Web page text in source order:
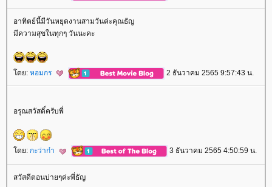
อาทิตย์นี้มีวันหยุดงานสามวันค่ะคุณธัญ
มีความสุขในทุกๆ วันนะคะ
ดย: หอมกร 2 ธันวาคม 2565 9:57:43 น.
อรุณสวัสดิ์ครับพี่
ดย: กะว่าก๋า 3 ธันวาคม 2565 4:50:59 น.
สวัสดีตอนบ่ายๆค่ะพี่ธัญ